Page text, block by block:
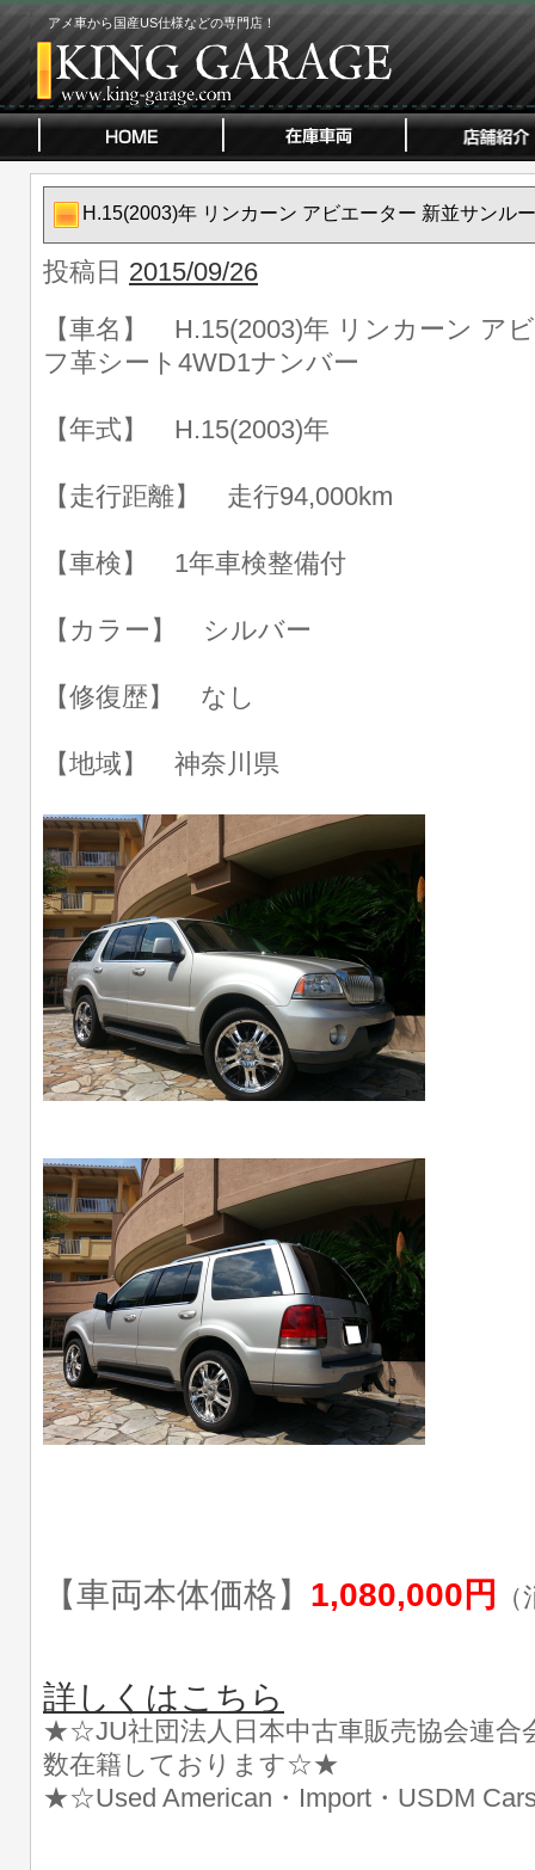
アメ車から国産US仕様などの専門店！
H.15(2003)年 リンカーン アビエーター 新並サンル
投稿日 2015/09/26
【車名】 H.15(2003)年 リンカーン ア
フ革シート4WD1ナンバー
【年式】 H.15(2003)年
【走行距離】 走行94,000km
【車検】 1年車検整備付
【カラー】 シルバー
【修復歴】 なし
【地域】 神奈川県
【車両本体価格】 1,080,000円
詳しくはこちら
★☆JU社団法人日本中古車販売協会連合
数在籍しております☆★
★☆Used American・Import・USDM